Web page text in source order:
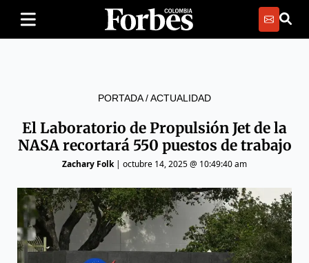
PORTADA/ACTUALIDAD
El Laboratorio de Propulsión Jet de la
NASA recortará 550 puestos de trabajo
Zachary Folk| octubre 14, 2025 @ 10:49:40 am